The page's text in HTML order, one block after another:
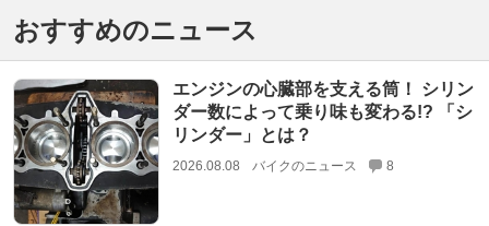
おすすめのニュース
エンジンの心臓部を支える筒！ シリン
ダー数によって乗り味も変わる!? 「シ
リンダー」とは？
2026.08.08 バイクのニュース 8